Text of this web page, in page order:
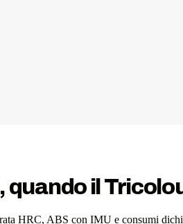
quando il
HRC, ABS con IMU e consumi